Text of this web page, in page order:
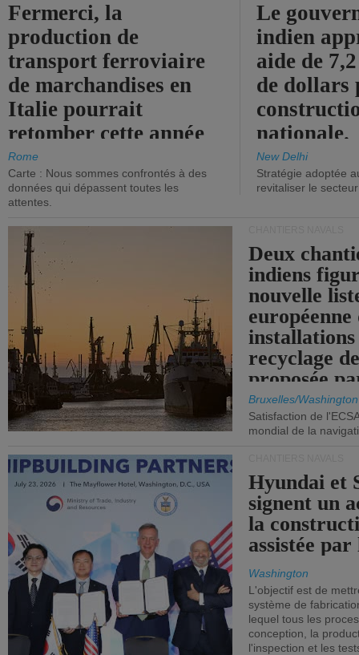
Fermerci, la
production de
transport ferroviaire
de marchandises en
Italie pourrait
retomber cette année
aux niveaux de 2015.
Rome
Carte : Nous sommes confrontés à des
données qui dépassent toutes les
attentes.
Le
indien
aide de
de dollars
nationale.
New Delhi
Stratégie adoptée
revitaliser le secteur
Deux
indiens
nouvelle
européenne
installations
recyclage
proposée
Bruxelles/Washington
Satisfaction de
mondial de la
Hyundai et
signent un
la
assistée
Washington
L'objectif est de
système de
lequel tous les
conception, la
l'inspection et les